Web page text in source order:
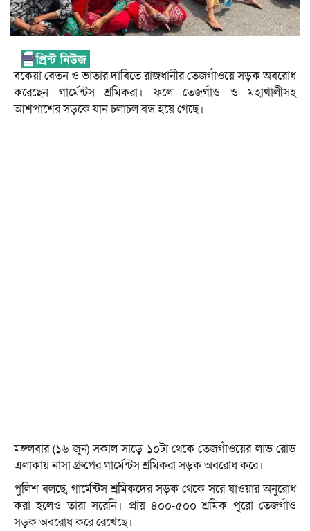
বকেয়া বেতন ও ভাতার দাবিতে রাজধানীর তেজগাঁওয়ে সড়ক অবরোধ
করেছেন গার্মেন্টস শ্রমিকরা। ফলে তেজগাঁও ও মহাখালীসহ
আশপাশের সড়কে যান চলাচল বন্ধ হয়ে গেছে।
মঙ্গলবার (১৬ জুন) সকাল সাড়ে ১০টা থেকে তেজগাঁওয়ের লাভ রোড
এলাকায় নাসা গ্রুপের গার্মেন্টস শ্রমিকরা সড়ক অবরোধ করে।
পুলিশ বলছে, গার্মেন্টস শ্রমিকদের সড়ক থেকে সরে যাওয়ার অনুরোধ
করা হলেও তারা সরেনি। প্রায় ৪০০-৫০০ শ্রমিক পুরো তেজগাঁও
সড়ক অবরোধ করে রেখেছে।